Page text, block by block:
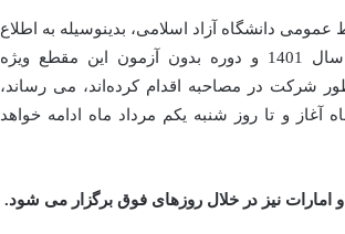
دانشگاه آزاد اسلامی، بدینوسیله به اطلاع
کلیه داوطلبان دعوت شده به مصاحبه آزمون دکتری تخصصی سال 1401 و دوره بدون آزمون این مقطع ویژه
شرکت در مصاحبه اقدام کرده‌اند، می رساند،
دکتری تخصصی سال جاری از روز دوشنبه 20 تیرماه آغاز و تا روز شنبه یکم مرداد ماه ادامه خواهد
نیز در خلال روزهای فوق برگزار می شود.